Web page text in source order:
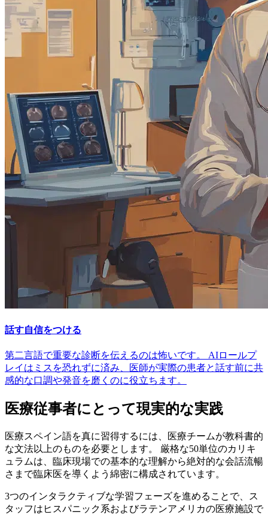
話す自信をつける
第二言語で重要な診断を伝えるのは怖いです。 AIロールプ
レイはミスを恐れずに済み、医師が実際の患者と話す前に共
感的な口調や発音を磨くのに役立ちます。
医療従事者にとって現実的な実践
医療スペイン語を真に習得するには、医療チームが教科書的
な文法以上のものを必要とします。 厳格な50単位のカリキ
ュラムは、臨床現場での基本的な理解から絶対的な会話流暢
さまで臨床医を導くよう綿密に構成されています。
3つのインタラクティブな学習フェーズを進めることで、ス
タッフはヒスパニック系およびラテンアメリカの医療施設で